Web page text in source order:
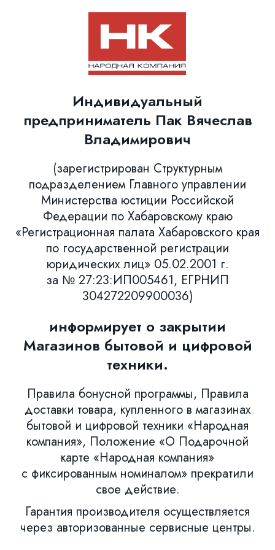
Индивидуальный
предприниматель Пак Вячеслав
Владимирович
(зарегистрирован Структурным
подразделением Главного управлении
Министерства юстиции Российской
Федерации по Хабаровскому краю
«Регистрационная палата Хабаровского края
по государственной регистрации
юридических лиц» 05.02.2001 г.
за № 27:23:ИП005461, ЕГРНИП
304272209900036)
информирует о закрытии
Магазинов бытовой и цифровой
техники.
Правила бонусной программы, Правила
доставки товара, купленного в магазинах
бытовой и цифровой техники «Народная
компания», Положение «О Подарочной
карте «Народная компания»
с фиксированным номиналом» прекратили
свое действие.
Гарантия производителя осуществляется
через авторизованные сервисные центры.